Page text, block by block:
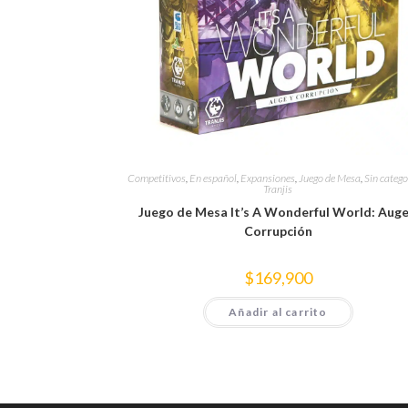
Competitivos, En español, Expansiones,Juego de Mesa, Sin
Tranjis
Juego de Mesa It’s A Wonderful World:
Corrupción
$169,900
Añadir al carrito